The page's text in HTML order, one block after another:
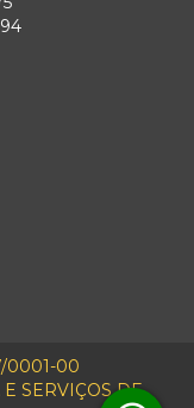
0001-00
SERVIÇOS DE